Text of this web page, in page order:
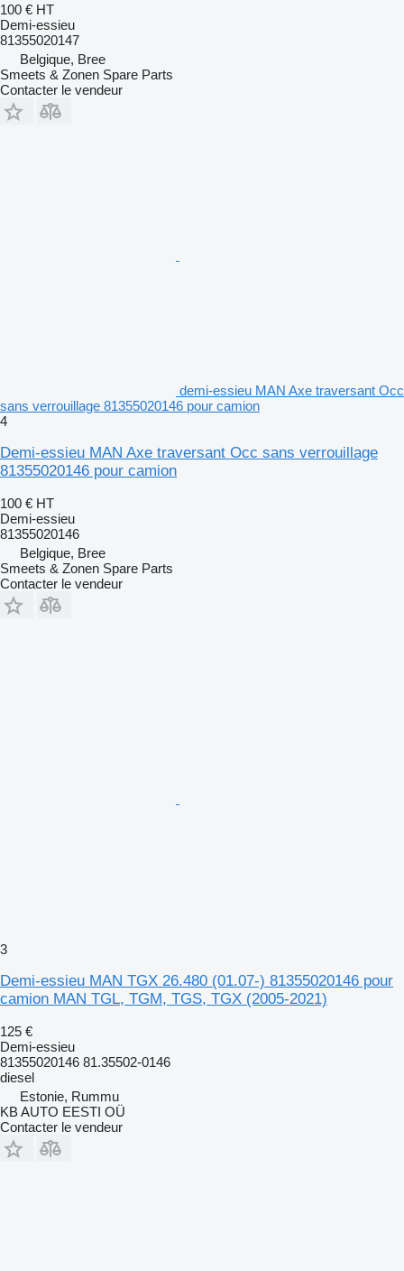
100 € HT
Demi-essieu
81355020147
Belgique, Bree
Smeets & Zonen Spare Parts
Contacter le vendeur
demi-essieu MAN Axe traversant Occ
sans verrouillage 81355020146 pour camion
4
Demi-essieu MAN Axe traversant Occ sans verrouillage
81355020146 pour camion
100 € HT
Demi-essieu
81355020146
Belgique, Bree
Smeets & Zonen Spare Parts
Contacter le vendeur
3
Demi-essieu MAN TGX 26.480 (01.07-) 81355020146 pour
camion MAN TGL, TGM, TGS, TGX (2005-2021)
125 €
Demi-essieu
81355020146 81.35502-0146
diesel
Estonie, Rummu
KB AUTO EESTI OÜ
Contacter le vendeur